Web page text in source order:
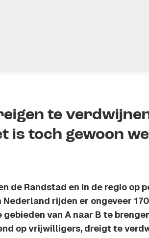
te
is toch gewoon
de Randstad en in de regio op
rijden er ongeveer
van A naar B te
op vrijwilligers, dreigt te